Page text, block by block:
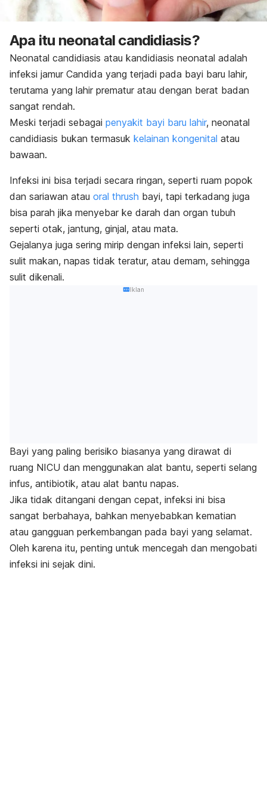
Apa itu neonatal candidiasis?
Neonatal candidiasis atau kandidiasis neonatal adalah
infeksi jamur Candida yang terjadi pada bayi baru lahir,
terutama yang lahir prematur atau dengan berat badan
sangat rendah.
Meski terjadi sebagai penyakit bayi baru lahir, neonatal
candidiasis bukan termasuk kelainan kongenital atau
bawaan.
Infeksi ini bisa terjadi secara ringan, seperti ruam popok
dan sariawan atau oral thrush bayi, tapi terkadang juga
bisa parah jika menyebar ke darah dan organ tubuh
seperti otak, jantung, ginjal, atau mata.
Gejalanya juga sering mirip dengan infeksi lain, seperti
sulit makan, napas tidak teratur, atau demam, sehingga
sulit dikenali.
Iklan
Bayi yang paling berisiko biasanya yang dirawat di
ruang NICU dan menggunakan alat bantu, seperti selang
infus, antibiotik, atau alat bantu napas.
Jika tidak ditangani dengan cepat, infeksi ini bisa
sangat berbahaya, bahkan menyebabkan kematian
atau gangguan perkembangan pada bayi yang selamat.
Oleh karena itu, penting untuk mencegah dan mengobati
infeksi ini sejak dini.